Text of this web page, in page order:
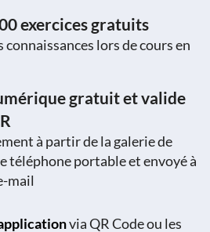
exercices gratuits
lors de cours en
gratuit et valide
à partir de la galerie de
téléphone portable et envoyé à
mail
via QR Code ou les